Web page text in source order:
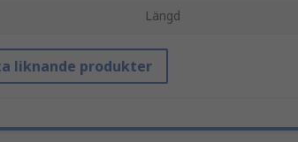
Längd
liknande produkter